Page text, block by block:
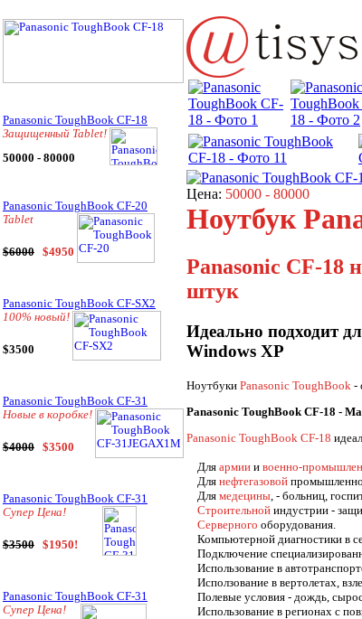
Panasonic ToughBook CF-18
Защищенный Tablet!
50000 - 80000
Panasonic ToughBook CF-20
Tablet
$6000 $4950
Panasonic ToughBook CF-SX2
100% новый!
$3500
Panasonic ToughBook CF-31
Новые в коробке!
$4000 $3500
Panasonic ToughBook CF-31
Супер Цена!
$3500 $1950!
Panasonic ToughBook CF-31
Супер Цена!
Цена: 50000 - 80000
Ноутбук
Panasonic CF-18
штук
Идеально подходит
Windows XP
Ноутбуки Panasonic ToughBook -
Panasonic ToughBook CF-18 -
Panasonic ToughBook CF-18
Для армии и военно-
Для нефтегазовой
Для медецины, - больниц,
Строительной индустрии -
Серверного оборудования.
Компьютерной диагностики в
Подключение
Использование в
Исползование в вертолетах,
Полевые условия - дождь,
Использование в регионах с